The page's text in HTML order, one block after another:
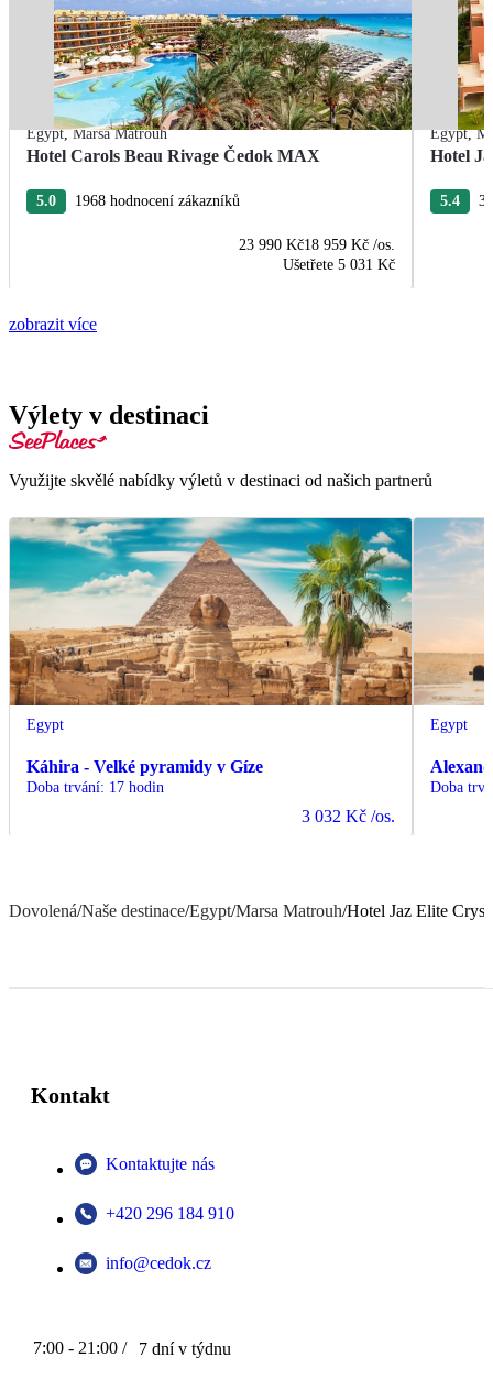
Egypt,Marsa Matrouh
Hotel Carols Beau Rivage Čedok MAX
5.0 1968 hodnocení zákazníků
23 990 Kč18 959 Kč /os.
Ušetřete 5 031 Kč
Egypt,
Hotel
5.4
zobrazit více
Výlety v destinaci
Využijte skvělé nabídky výletů v destinaci od našich partnerů
Egypt
Káhira - Velké pyramidy v Gíze
Doba trvání: 17 hodin
3 032 Kč /os.
Egypt
Doba
Dovolená/Naše destinace/Egypt/Marsa Matrouh/Hotel Jaz Elite
Kontakt
Kontaktujte nás
+420 296 184 910
info@cedok.cz
7:00 - 21:00 / 7 dní v týdnu